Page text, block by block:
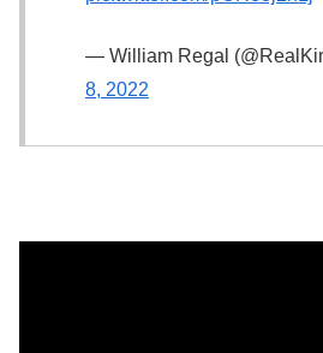
— William Regal
8, 2022